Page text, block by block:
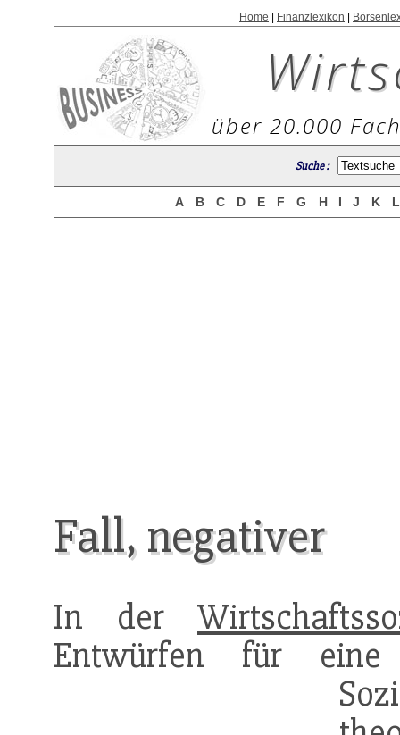
Home Finanzlexikon
über 20.000
Suche :
A B C D E F G H I J K
Fall, negativer
In der
Entwürfen für eine